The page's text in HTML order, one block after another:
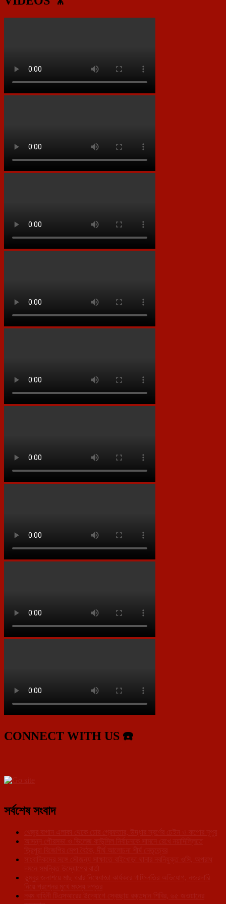
CONNECT WITH US ☎️
সর্বশেষ সংবাদ
খেজুর বাগান এলাকা থেকে চোর গ্রেফতার, উদ্ধার স্বর্ণের চেইন ও রুপোর নূপুর
আসন্ন পৌরসভা ও ভিলেজ কাউন্সিল নির্বাচনকে সামনে রেখে নয়াদিল্লিতে
ত্রিপুরা বিজেপির মেগা বৈঠক, দীর্ঘ আলোচনা শীর্ষ নেতৃত্বের
সাংবাদিকদের সঙ্গে সৌজন্য সাক্ষাতে বাইখোড়া থানার নবনিযুক্ত ওসি, অপরাধ
দমনে সমন্বিত উদ্যোগের বার্তা
ডুম্বুর জলাশয়ে মাছ ধরার নিষেধাজ্ঞা কার্যকরে গাফিলতির অভিযোগ, নজরদারি
নিয়ে প্রশ্নের মুখে মৎস্য দপ্তর
নবম বাহিনী টিএসআরের উদ্যোগে স্বেচ্ছায় রক্তদান শিবির, ৬৫ জওয়ানের